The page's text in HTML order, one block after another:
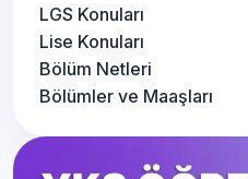
LGS Konuları
Lise Konuları
Bölüm Netleri
Bölümler ve Maaşları